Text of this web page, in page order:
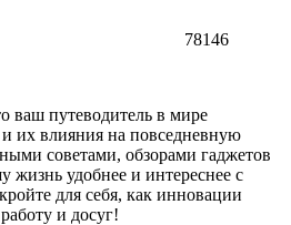
78146
ваш путеводитель в мире
их влияния на повседневную
советами, обзорами гаджетов
жизнь удобнее и интереснее с
для себя, как инновации
и досуг!